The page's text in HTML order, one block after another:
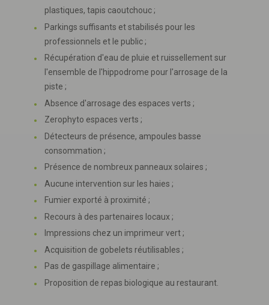
plastiques, tapis caoutchouc ;
Parkings suffisants et stabilisés pour les
professionnels et le public ;
Récupération d'eau de pluie et ruissellement sur
l'ensemble de l'hippodrome pour l'arrosage de la
piste ;
Absence d'arrosage des espaces verts ;
Zerophyto espaces verts ;
Détecteurs de présence, ampoules basse
consommation ;
Présence de nombreux panneaux solaires ;
Aucune intervention sur les haies ;
Fumier exporté à proximité ;
Recours à des partenaires locaux ;
Impressions chez un imprimeur vert ;
Acquisition de gobelets réutilisables ;
Pas de gaspillage alimentaire ;
Proposition de repas biologique au restaurant.